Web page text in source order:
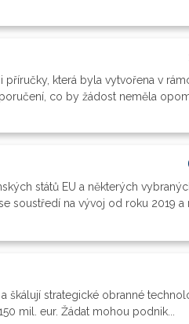
která byla vytvořena v
co by žádost neměla
států EU a některých
soustředí na vývoj od roku 2019 a
škálují strategické obranné
mil. eur. Žádat mohou podnik...